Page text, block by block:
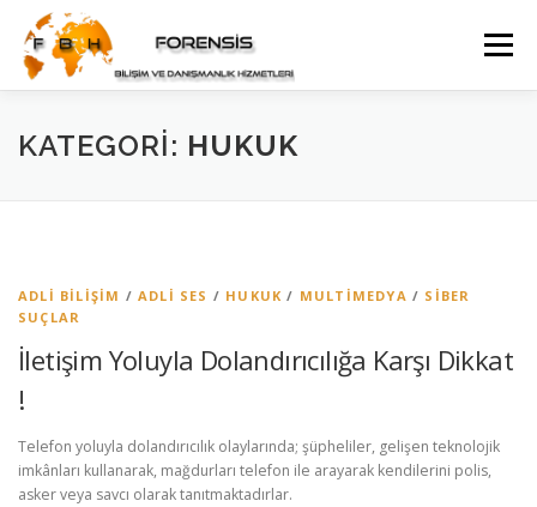
İçeriğe
Menü
WEB YÖNETIMI DANIŞMANLIĞI
KATEGORI: HUKUK
ADLI BILIŞIM /ADLI SES / HUKUK / MULTIMEDYA / SIBER
SUÇLAR
İletişim Yoluyla Dolandırıcılığa Karşı Dikkat
!
Telefon yoluyla dolandırıcılık olaylarında; şüpheliler, gelişen teknolojik
imkânları kullanarak, mağdurları telefon ile arayarak kendilerini polis,
asker veya savcı olarak tanıtmaktadırlar.